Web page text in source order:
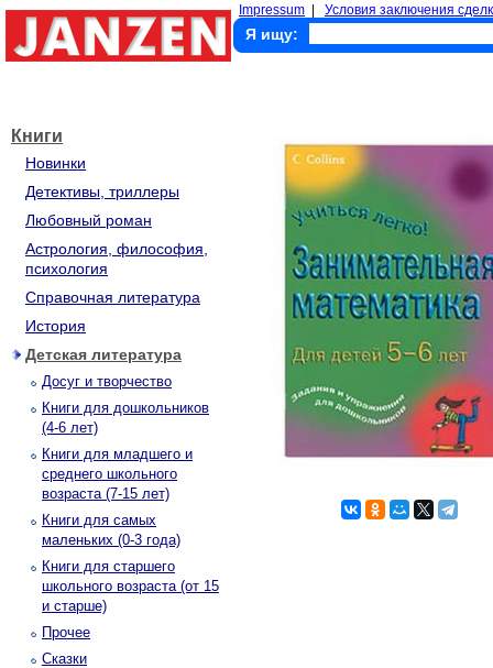
Impressum Условия заключения
Я ищу:
Книги
Новинки
Детективы, триллеры
Любовный роман
Астрология, философия,
психология
Справочная литература
История
Детская литература
Досуг и творчество
Книги для дошкольников
(4-6 лет)
Книги для младшего и
среднего школьного
возраста (7-15 лет)
Книги для самых
маленьких (0-3 года)
Книги для старшего
школьного возраста (от 15
и старше)
Прочее
Сказки